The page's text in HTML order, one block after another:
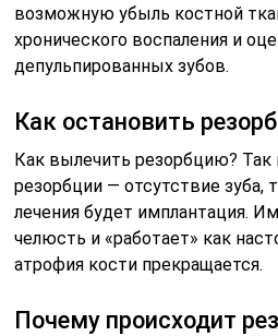
возможную убыль костной
хронического воспаления и
депульпированных зубов.
Как остановить
Как вылечить резорбцию? Так
резорбции — отсутствие
лечения будет имплантация.
челюсть и «работает» как
атрофия кости прекращается.
Почему происходит